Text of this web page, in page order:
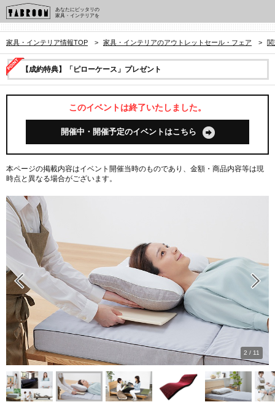
あなたにピッタリの
家具・インテリアを
家具・インテリア情報TOP > 家具・インテリアのアウトレットセール・フェア > 関
【成約特典】「ピローケース」プレゼント
このイベントは終了いたしました。
開催中・開催予定のイベントはこちら
本ページの掲載内容はイベント開催当時のものであり、金額・商品内容等は現
時点と異なる場合がございます。
2 / 11